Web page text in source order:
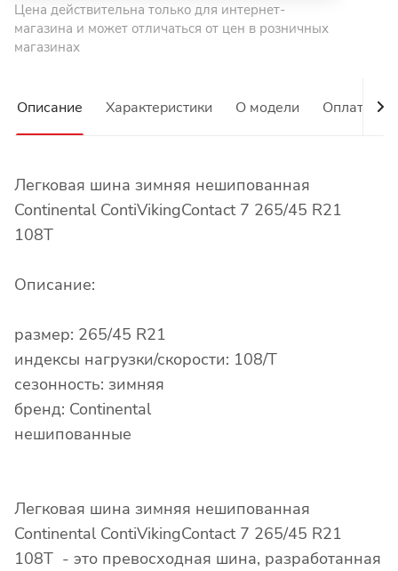
Цена действительна только для интернет-
магазина и может отличаться от цен в розничных
магазинах
Описание Характеристики О модели Оплата
Легковая шина зимняя нешипованная
Continental ContiVikingContact 7 265/45 R21
108T
Описание:
размер: 265/45 R21
индексы нагрузки/скорости: 108/T
сезонность: зимняя
бренд: Continental
нешипованные
Легковая шина зимняя нешипованная
Continental ContiVikingContact 7 265/45 R21
108T - это превосходная шина, разработанная